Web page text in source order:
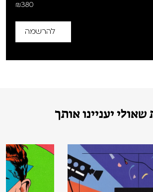
₪380
להרשמה
יעניינו אותך